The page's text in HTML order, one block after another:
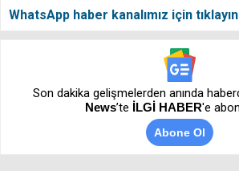
WhatsApp haber kanalımız için
Son dakika gelişmelerden anında
News’te İLGİ HABER'e
Abone Ol